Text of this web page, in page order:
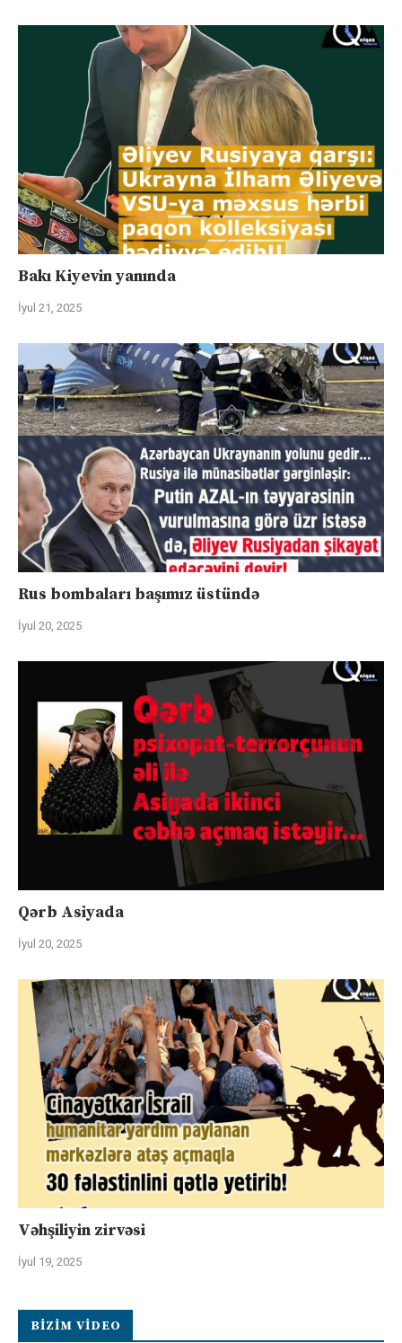
Bakı Kiyevin yanında
İyul 21, 2025
Rus bombaları başımız üstündə
İyul 20, 2025
Qərb Asiyada
İyul 20, 2025
Vəhşiliyin zirvəsi
İyul 19, 2025
BIZIM VIDEO